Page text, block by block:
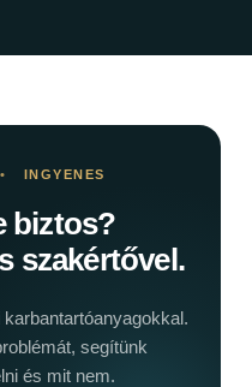
• INGYENES
biztos?
szakértővel.
segítünk
és mit nem.